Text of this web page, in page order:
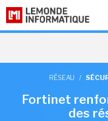
RÉSEAU /
Fortinet
des